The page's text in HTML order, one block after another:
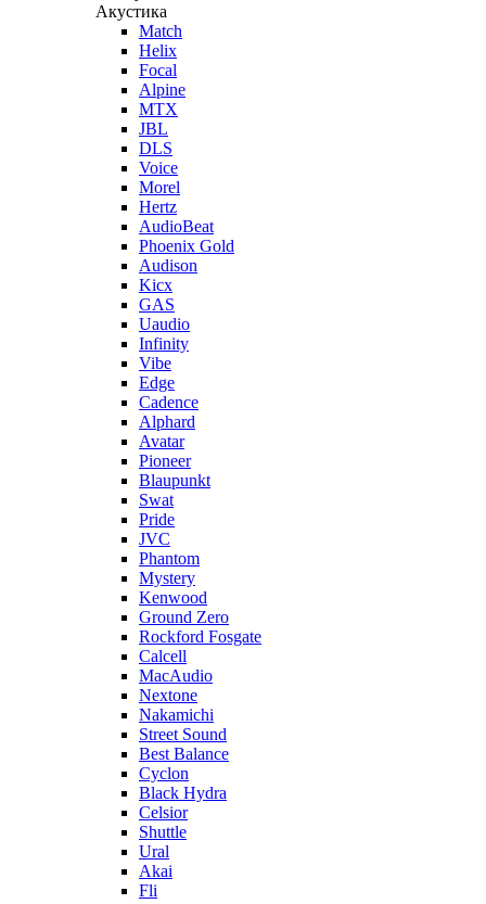
Акустика
Match
Helix
Focal
Alpine
MTX
JBL
DLS
Voice
Morel
Hertz
AudioBeat
Phoenix Gold
Audison
Kicx
GAS
Uaudio
Infinity
Vibe
Edge
Cadence
Alphard
Avatar
Pioneer
Blaupunkt
Swat
Pride
JVC
Phantom
Mystery
Kenwood
Ground Zero
Rockford Fosgate
Calcell
MacAudio
Nextone
Nakamichi
Street Sound
Best Balance
Cyclon
Black Hydra
Celsior
Shuttle
Ural
Akai
Fli